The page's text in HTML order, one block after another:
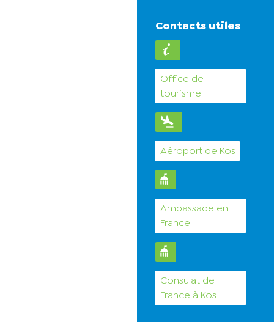
Contacts utiles
Office de
tourisme
Aéroport de Kos
Ambassade en
France
Consulat de
France à Kos